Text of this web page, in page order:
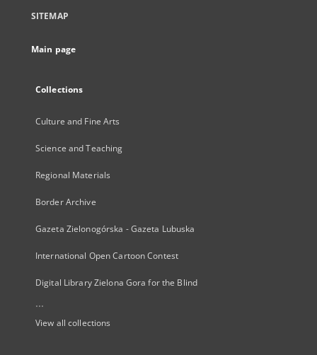
SITEMAP
Main page
Collections
Culture and Fine Arts
Science and Teaching
Regional Materials
Border Archive
Gazeta Zielonogórska - Gazeta Lubuska
International Open Cartoon Contest
Digital Library Zielona Gora for the Blind
...
View all collections